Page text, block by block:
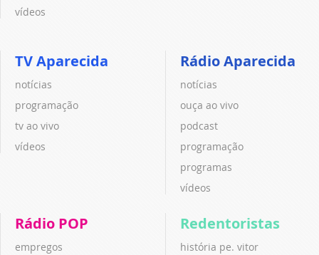
vídeos
TV Aparecida
notícias
programação
tv ao vivo
vídeos
Rádio Aparecida
notícias
ouça ao vivo
podcast
programação
programas
vídeos
Rádio POP
empregos
Redentoristas
história pe. vitor